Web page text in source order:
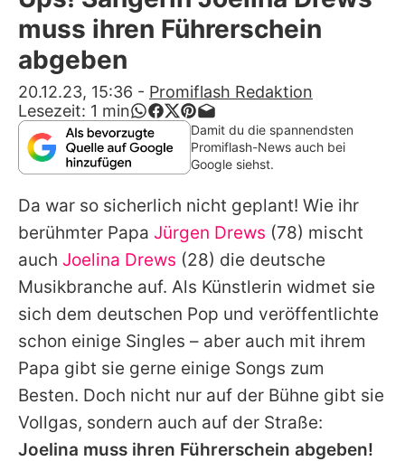
Alle Themen auf Promiflash
App runterladen
Team
Redaktionelle Richtlinien
Impressum
Datenschutzerklärung
Nutzungsbedingungen
Utiq verwalten
muss ihren Führerschein
abgeben
20.12.23, 15:36 - Promiflash Redaktion
Lesezeit: 1 min
Damit du die spannendsten
Promiflash-News auch bei
Google siehst.
Da war so sicherlich nicht geplant! Wie ihr
berühmter Papa Jürgen Drews (78) mischt
auch Joelina Drews (28) die deutsche
Musikbranche auf. Als Künstlerin widmet sie
sich dem deutschen Pop und veröffentlichte
schon einige Singles – aber auch mit ihrem
Papa gibt sie gerne einige Songs zum
Besten. Doch nicht nur auf der Bühne gibt sie
Vollgas, sondern auch auf der Straße:
Joelina muss ihren Führerschein abgeben!